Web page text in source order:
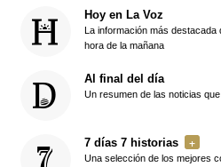
Hoy en La Voz
La información más
hora de la mañana
Al final del día
Un resumen de las noticias
7 días 7 historias
Una selección de los mejores